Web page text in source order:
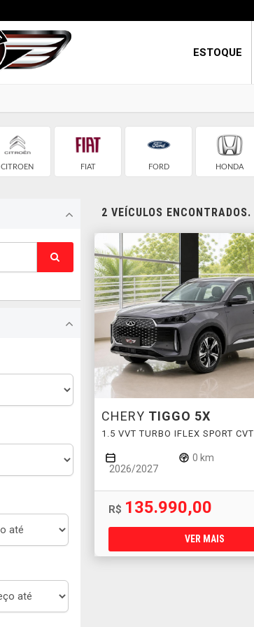
ESTOQUE
CITROEN FIAT FORD HONDA
2 VEÍCULOS ENCONTRADOS.
CHERY TIGGO 5X
1.5 VVT TURBO IFLEX SPORT CVT
2026/2027
0 km
R$ 135.990,00
VER MAIS